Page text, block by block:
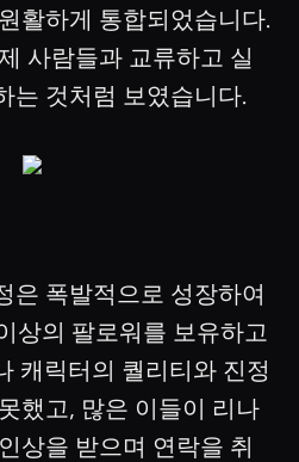
활하게 통합되었습니다.
사람들과 교류하고 실
는 것처럼 보였습니다.
은 폭발적으로 성장하여
상의 팔로워를 보유하고
캐릭터의 퀄리티와 진정
했고, 많은 이들이 리나
상을 받으며 연락을 취